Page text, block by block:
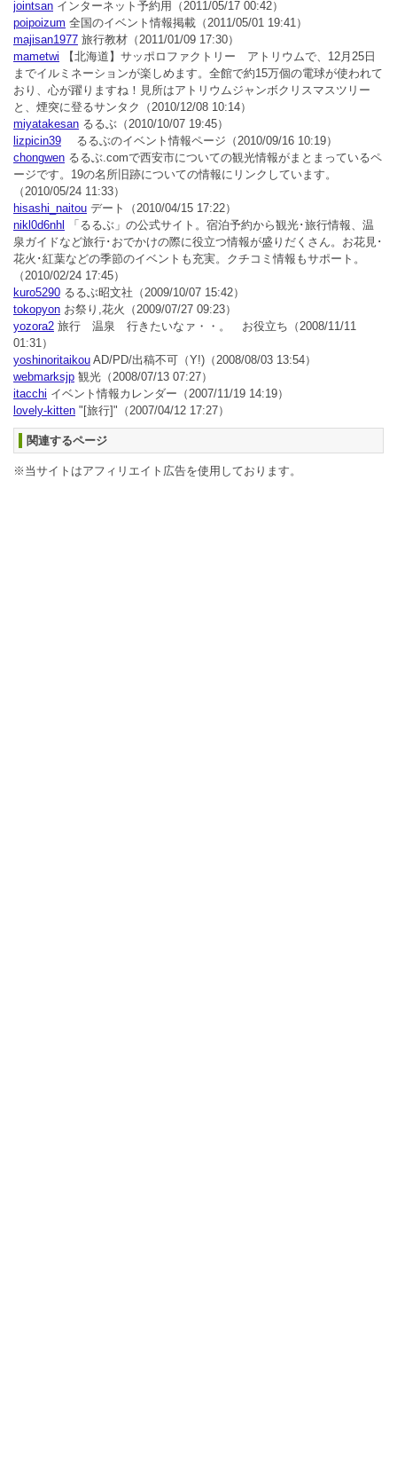
jointsan インターネット予約用
（2011/05/17 00:42）
poipoizum 全国のイベント情報掲載 （2011/05/01 19:41）
majisan1977 旅行教材 （2011/01/09 17:30）
mametwi 【北海道】サッポロファクトリー アトリウムで、12月25日
までイルミネーションが楽しめます。全館で約15万個の電球が使われて
おり、心が躍りますね！見所はアトリウムジャンボクリスマスツリー
と、煙突に登るサンタク
（2010/12/08 10:14）
miyatakesan るるぶ （2010/10/07 19:45）
lizpicin39 るるぶのイベント情報ページ （2010/09/16 10:19）
chongwen るるぶ.comで西安市についての観光情報がまとまっているペ
ージです。19の名所旧跡についての情報にリンクしています。
（2010/05/24 11:33）
hisashi_naitou デート
（2010/04/15 17:22）
nikl0d6nhl
「るるぶ」の公式サイト。宿泊予約から観光･旅行情報、温
泉ガイドなど旅行･おでかけの際に役立つ情報が盛りだくさん。お花見･
花火･紅葉などの季節のイベントも充実。クチコミ情報もサポート。
（2010/02/24 17:45）
kuro5290 るるぶ昭文社 （2009/10/07 15:42）
tokopyon お祭り,花火
（2009/07/27 09:23）
yozora2 旅行 温泉 行きたいなァ・・。 お役立ち （2008/11/11
01:31）
yoshinoritaikou AD/PD/出稿不可（Y!) （2008/08/03 13:54）
webmarksjp 観光 （2008/07/13 07:27）
itacchi イベント情報カレンダー （2007/11/19 14:19）
lovely-kitten "[旅行]" （2007/04/12 17:27）
関連するページ
※当サイトはアフィリエイト広告を使用しております。